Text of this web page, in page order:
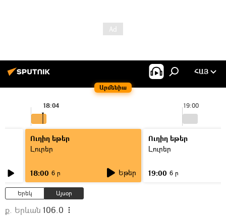
Արմենիա
ՀԱՅ
19:00
18:04
Ուղիղ եթեր
Լուրեր
18:00 6 ր Եթեր
Ուղիղ եթեր
Լուրեր
19:00 6 ր
Երեկ Այսօր
ք. Երևան 106.0